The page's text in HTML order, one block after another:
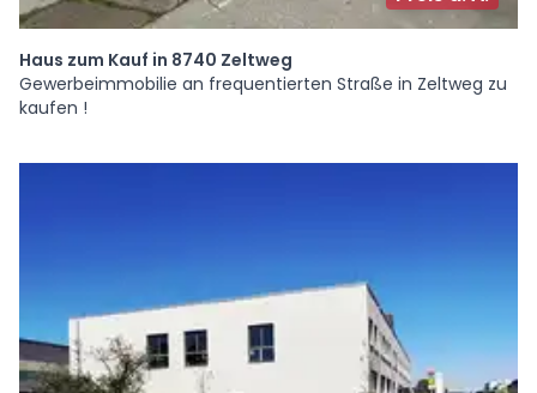
Haus zum Kauf in 8740 Zeltweg
Gewerbeimmobilie an frequentierten Straße in Zeltweg zu
kaufen !